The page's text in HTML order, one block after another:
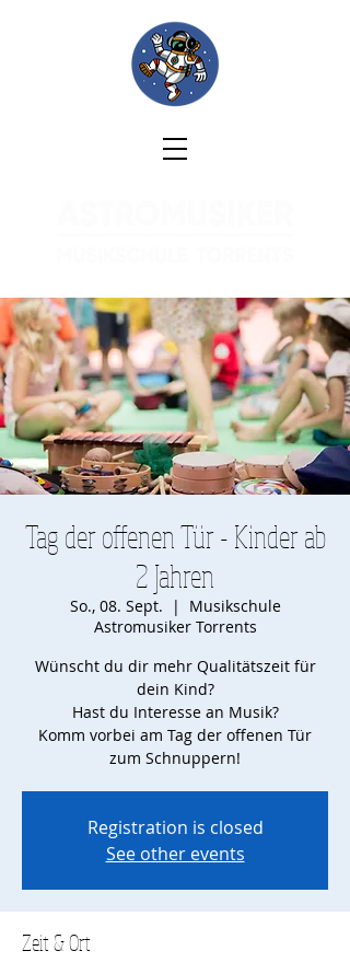
Tag der offenen Tür - Kinder ab
2 Jahren
So., 08. Sept.
  |
Musikschule
Astromusiker Torrents
Wünscht du dir mehr Qualitätszeit für
dein Kind?
Hast du Interesse an Musik?
Komm vorbei am Tag der offenen Tür
zum Schnuppern!
Registration is closed
See other events
Zeit & Ort